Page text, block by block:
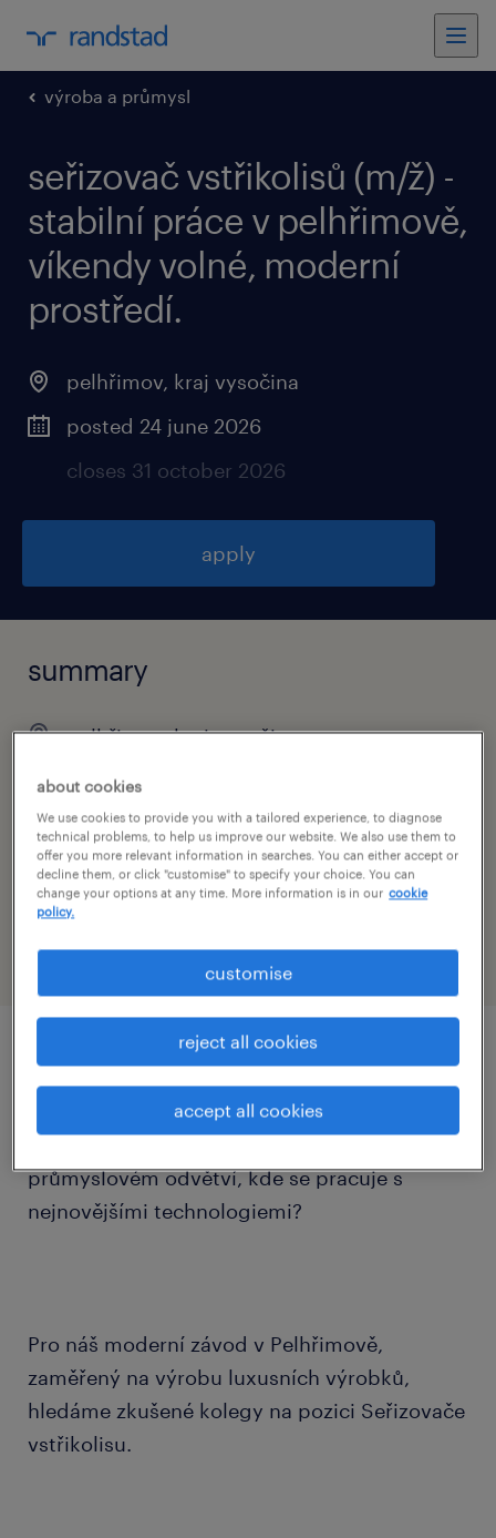
výroba a průmysl
seřizovač vstřikolisů (m/ž) -
stabilní práce v pelhřimově,
víkendy volné, moderní
prostředí.
pelhřimov, kraj vysočina
posted 24 june 2026
closes 31 october 2026
apply
summary
pelhřimov, kraj vysočina
stálý úvazek
specialism
výroba a průmysl
job details
průmyslovém odvětví, kde se pracuje s
nejnovějšími technologiemi?
Pro náš moderní závod v Pelhřimově,
zaměřený na výrobu luxusních výrobků,
hledáme zkušené kolegy na pozici Seřizovače
vstřikolisu.
about cookies
We use cookies to provide you with a tailored experience, to diagnose
technical problems, to help us improve our website. We also use them to
offer you more relevant information in searches. You can either accept or
decline them, or click "customise" to specify your choice. You can
change your options at any time. More information is in our cookie
policy.
customise
reject all cookies
accept all cookies